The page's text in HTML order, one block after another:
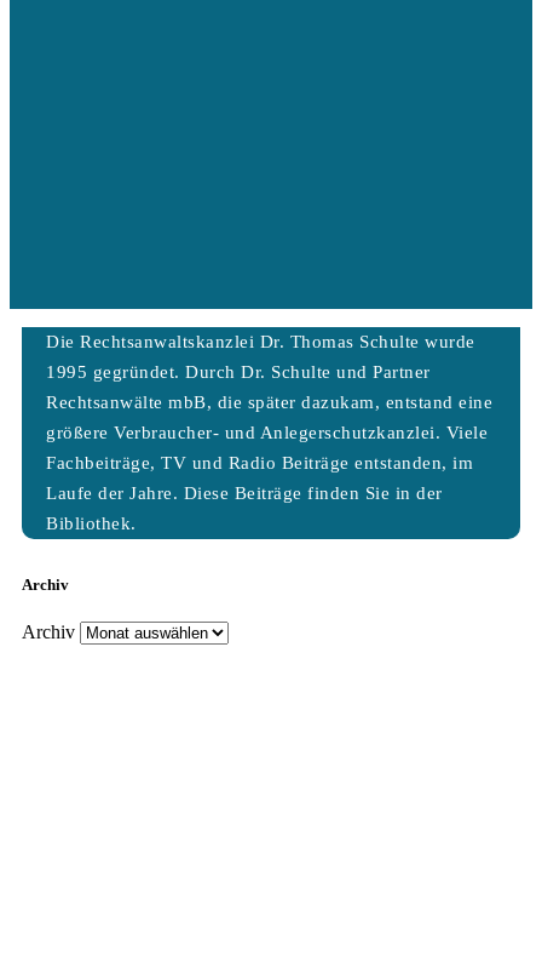
Die Rechtsanwaltskanzlei Dr. Thomas Schulte wurde
1995 gegründet. Durch Dr. Schulte und Partner
Rechtsanwälte mbB, die später dazukam, entstand eine
größere Verbraucher- und Anlegerschutzkanzlei. Viele
Fachbeiträge, TV und Radio Beiträge entstanden, im
Laufe der Jahre. Diese Beiträge finden Sie in der
Bibliothek.
Archiv
Archiv